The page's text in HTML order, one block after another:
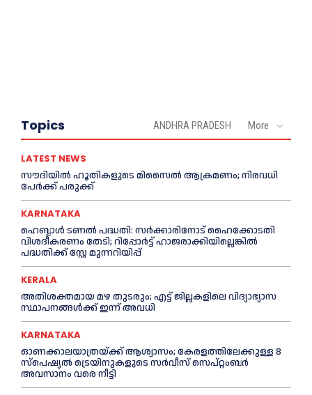
Topics ANDHRA PRADESH More
LATEST NEWS
സൗദിയിൽ ഹൂതികളുടെ മിസൈൽ ആക്രമണം; നിരവധി
പേർക്ക് പരുക്ക്
KARNATAKA
ഹെബ്ബാൾ ടണൽ പദ്ധതി: സർക്കാരിനോട് ഹൈക്കോടതി
വിശദീകരണം തേടി; റിപ്പോർട്ട് ഹാജരാക്കിയില്ലെങ്കിൽ
പദ്ധതിക്ക് സ്റ്റേ മുന്നറിയിപ്പ്
KERALA
അതിശക്തമായ മഴ തുടരും; എട്ട് ജി​ല്ല​ക​ളി​ലെ വി​ദ്യാ​ഭ്യാ​സ
സ്ഥാ​പ​ന​ങ്ങ​ൾ​ക്ക് ഇ​ന്ന് അ​വ​ധി
KARNATAKA
ഓണക്കാലയാത്രയ്ക്ക് ആശ്വാസം; കേരളത്തിലേക്കുള്ള 8
സ്പെഷ്യൽ ട്രെയിനുകളുടെ സർവീസ് സെപ്റ്റംബർ
അവസാനം വരെ നീട്ടി